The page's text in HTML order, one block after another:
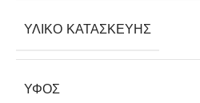
ΥΛΙΚΌ ΚΑΤΑΣΚΕΥΉΣ
ΎΦΟΣ